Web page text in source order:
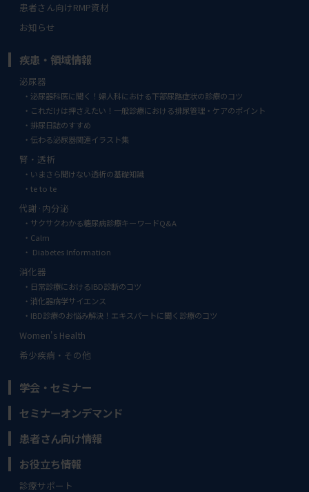
患者さん向けRMP資材
お知らせ
疾患・領域情報
泌尿器
泌尿器科医に聞く！婦人科における下部尿路症状の診療のコツ
これだけは押さえたい！一般診療における排尿管理・ケアのポイント
排尿日誌のすすめ
伝わる泌尿器関連イラスト集
腎・透析
いまさら聞けない透析の基礎知識
te to te
代謝·内分泌
サクサクわかる糖尿病診療キーワードQ&A
Calm
Diabetes Information
消化器
日常診療におけるIBD診断のコツ
消化器病学サイエンス
IBD診療のお悩み解決！エキスパートに聞く診療のコツ
Women's Health
希少疾病・その他
学会・セミナー
セミナーオンデマンド
患者さん向け情報
お役立ち情報
診療サポート